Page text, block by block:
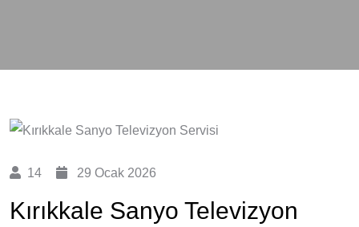
14 29 Ocak 2026
Kırıkkale Sanyo Televizyon